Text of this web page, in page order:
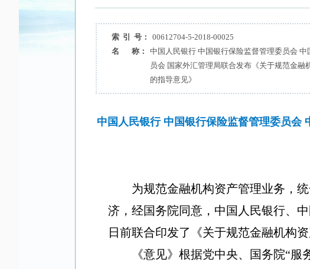
索 引 号： 00612704-5-2018-00025
名 称：
中国人民银行 中国银行保险监督管理委员会 中
员会 国家外汇管理局联合发布《关于规范金融
的指导意见》
中国人民银行 中国银行保险监督管理委员会
为规范金融机构资产管理业务，
济，经国务院同意，中国人民银行、
日前联合印发了《关于规范金融机构
《意见》根据党中央、国务院“服